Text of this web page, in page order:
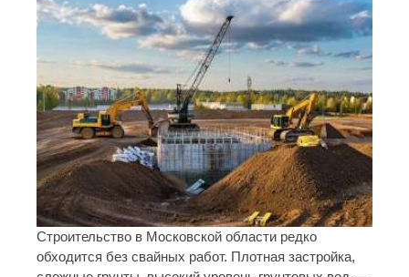
Строительство в Московской области редко
обходится без свайных работ. Плотная застройка,